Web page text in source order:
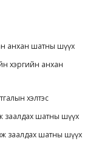
анхан шатны шүүх
хэргийн анхан
хэлтэс
заалдах шатны шүүх
заалдах шатны шүүх